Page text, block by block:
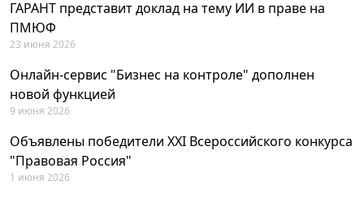
ГАРАНТ представит доклад на тему ИИ в праве на
ПМЮФ
23 июня 2026
Онлайн-сервис "Бизнес на контроле" дополнен
новой функцией
9 июня 2026
Объявлены победители XXI Всероссийского конкурса
"Правовая Россия"
1 июня 2026